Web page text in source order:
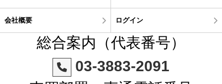
会社概要 ログイン
総合案内（代表番号）
03-3883-2091